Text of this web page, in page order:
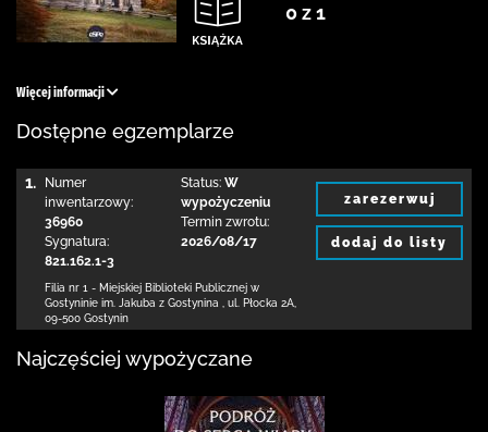
0 z 1
Więcej informacji
Dostępne egzemplarze
1.
Numer
inwentarzowy:
36960
Sygnatura:
821.162.1-3
Status: W
wypożyczeniu
Termin zwrotu:
2026/08/17
Filia nr 1 - Miejskiej Biblioteki Publicznej w
Gostyninie im. Jakuba z Gostynina
ul. Płocka 2A
09-500 Gostynin
zarezerwuj
dodaj do listy
Najczęściej wypożyczane